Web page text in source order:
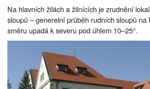
Na hlavních žilách a žilnících je zrudnění
sloupů – generelní průběh rudních sloupů na
směru upadá k severu pod úhlem 10–25°.